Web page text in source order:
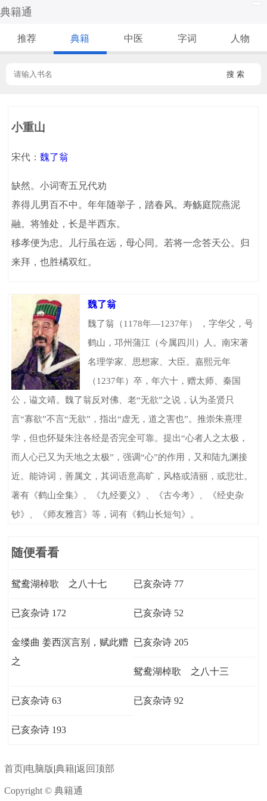
典籍通
推荐 典籍 中医 字词 人物
搜 索
小重山
宋代：魏了翁
缺然。小词寄五兄代劝
养得儿男百不中。年年随举子，踏春风。寿觞庭院燕泥
融。将雏处，长是半西东。
移孝便为忠。儿行虽在远，母心同。若将一念答天公。归
来拜，也胜橘双红。
魏了翁
魏了翁（1178年—1237年） ，字华父，号
鹤山，邛州蒲江（今属四川）人。南宋著
名理学家、思想家、大臣。嘉熙元年
（1237年）卒，年六十，赠太师、秦国
公，谥文靖。魏了翁反对佛、老“无欲”之说，认为圣贤只
言“寡欲”不言“无欲”，指出“虚无，道之害也”。推崇朱熹理
学，但也怀疑朱注各经是否完全可靠。提出“心者人之太极，
而人心已又为天地之太极”，强调“心”的作用，又和陆九渊接
近。能诗词，善属文，其词语意高旷，风格或清丽，或悲壮。
著有《鹤山全集》、《九经要义》、《古今考》、《经史杂
钞》、《师友雅言》等，词有《鹤山长短句》。
随便看看
鸳鸯湖棹歌 之八十七 已亥杂诗 77
已亥杂诗 172 已亥杂诗 52
金缕曲 姜西溟言别，赋此赠
之
已亥杂诗 205
鸳鸯湖棹歌 之八十三
已亥杂诗 63 已亥杂诗 92
已亥杂诗 193
首页|电脑版|典籍|返回顶部
Copyright © 典籍通